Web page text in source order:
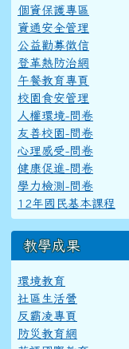
個資保護專區
資通安全管理
公益勸募徵信
登革熱防治網
午餐教育專頁
校園食安管理
人權環境-問卷
友善校園-問卷
心理感受-問卷
健康促進-問卷
學力檢測-問卷
12年國民基本課程
教學成果
環境教育
社區生活營
反霸凌專頁
防災教育網